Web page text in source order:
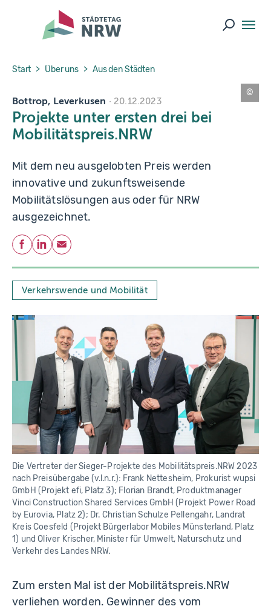
Skip to main navigation
Skip to main content
Skip to page footer
Suche
You are here:
Start Über uns Aus den Städten
Bottrop, Leverkusen 20.12.2023
Projekte unter ersten drei bei
Mobilitätspreis.NRW
Mit dem neu ausgelobten Preis werden
innovative und zukunftsweisende
Mobilitätslösungen aus oder für NRW
ausgezeichnet.
Teilen
Facebook
LinkedIn
E-Mail
Verkehrswende und Mobilität
S
o
a
p
Die Vertreter der Sieger-Projekte des Mobilitätspreis.NRW 2023
nach Preisübergabe (v.l.n.r.): Frank Nettesheim, Prokurist wupsi
GmbH (Projekt efi, Platz 3); Florian Brandt, Produktmanager
Vinci Construction Shared Services GmbH (Projekt Power Road
by Eurovia, Platz 2); Dr. Christian Schulze Pellengahr, Landrat
Kreis Coesfeld (Projekt Bürgerlabor Mobiles Münsterland, Platz
1) und Oliver Krischer, Minister für Umwelt, Naturschutz und
Verkehr des Landes NRW.
Zum ersten Mal ist der Mobilitätspreis.NRW
verliehen worden. Gewinner des vom